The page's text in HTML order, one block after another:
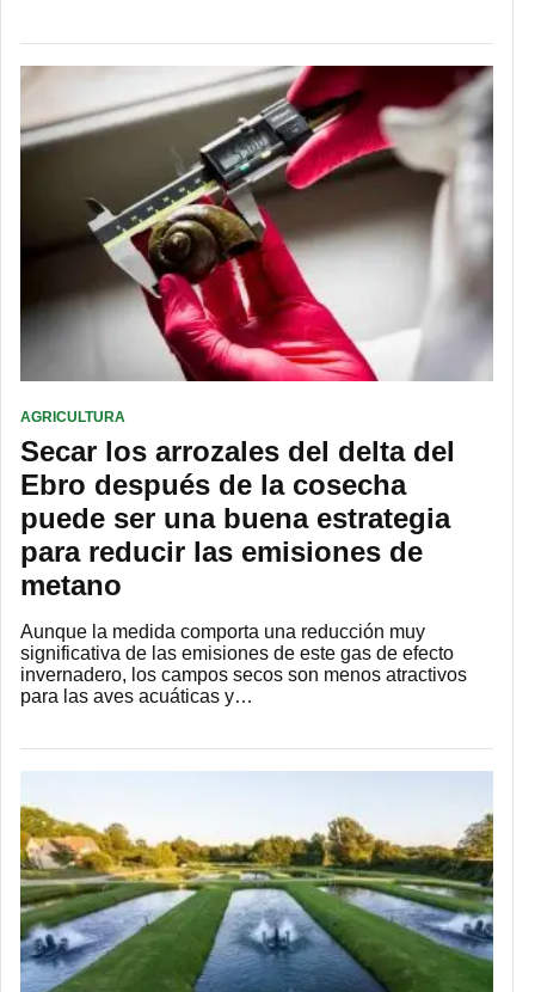
AGRICULTURA
Secar los arrozales del delta del
Ebro después de la cosecha
puede ser una buena estrategia
para reducir las emisiones de
metano
Aunque la medida comporta una reducción muy
significativa de las emisiones de este gas de efecto
invernadero, los campos secos son menos atractivos
para las aves acuáticas y…